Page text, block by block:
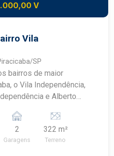
V
Vila
SP
bairros de maior
o Vila Independência,
e Alberto
cidade. More a poucos
Vecol, Lojas
- 224,76m² de área
2
Garagens
322 m²
Terreno